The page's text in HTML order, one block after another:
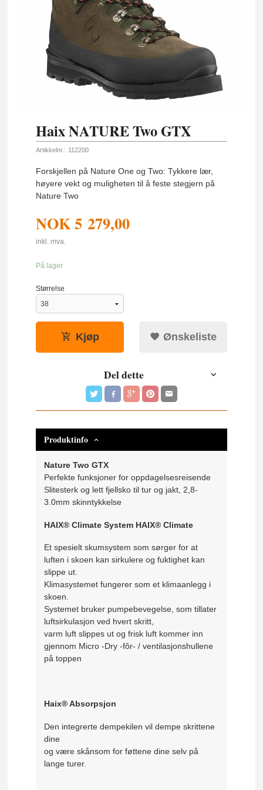
Haix NATURE Two GTX
Artikkelnr.: 112200
Forskjellen på Nature One og Two: Tykkere lær,
høyere vekt og muligheten til å feste stegjern på
Nature Two
NOK5 279,00
inkl. mva.
På lager
Størrelse
Kjøp Ønskeliste
Del dette
Produktinfo
Nature Two GTX
Perfekte funksjoner for oppdagelsesreisende
Slitesterk og lett fjellsko til tur og jakt, 2,8-
3.0mm skinntykkelse
HAIX® Climate System HAIX® Climate
Et spesielt skumsystem som sørger for at
luften i skoen kan sirkulere og fuktighet kan
slippe ut.
Klimasystemet fungerer som et klimaanlegg i
skoen.
Systemet bruker pumpebevegelse, som tillater
luftsirkulasjon ved hvert skritt,
varm luft slippes ut og frisk luft kommer inn
gjennom Micro -Dry -fôr- / ventilasjonshullene
på toppen
Haix® Absorpsjon
Den integrerte dempekilen vil dempe skrittene
dine
og være skånsom for føttene dine selv på
lange turer.